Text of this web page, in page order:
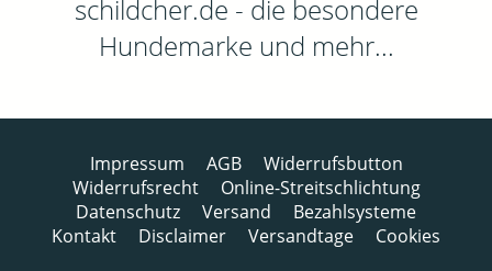
schildcher.de - die besondere
Hundemarke und mehr...
Impressum AGB
Widerrufsbutton
Widerrufsrecht
Online-Streitschlichtung
Datenschutz
Versand
Bezahlsysteme
Kontakt
Disclaimer Versandtage Cookies